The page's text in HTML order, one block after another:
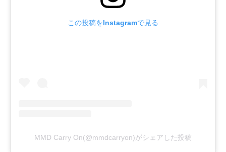
この投稿をInstagramで見る
MMD Carry On(@mmdcarryon)がシェアした投稿